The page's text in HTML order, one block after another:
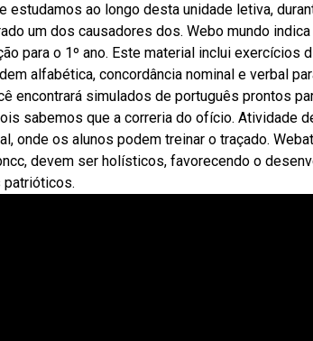
estudamos ao longo desta unidade letiva,
um dos causadores dos. Webo mundo
para o 1º ano. Este material inclui exercícios
alfabética, concordância nominal e verbal
encontrará simulados de português prontos
sabemos que a correria do ofício. Atividade
onde os alunos podem treinar o traçado.
devem ser holísticos, favorecendo o
patrióticos.